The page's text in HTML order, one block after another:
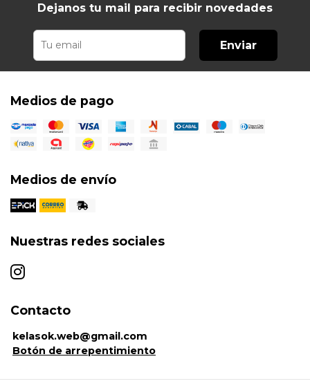
Dejanos tu mail para recibir novedades
Enviar
Medios de pago
Medios de envío
Nuestras redes sociales
Contacto
kelasok.web@gmail.com
Botón de arrepentimiento